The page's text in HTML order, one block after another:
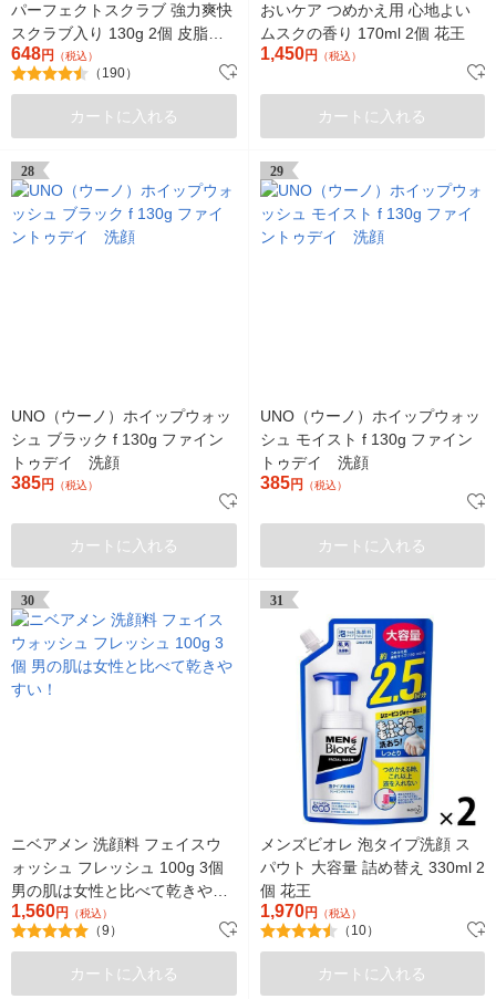
パーフェクトスクラブ 強力爽快
スクラブ入り 130g 2個 皮脂・
角質・ニキビ マンダム
648円 （税込）
（190）
カートに入れる
おいケア つめかえ用 心地よい
ムスクの香り 170ml 2個 花王
1,450円 （税込）
カートに入れる
28
UNO（ウーノ）ホイップウォッ
シュ ブラック f 130g ファイン
トゥデイ 洗顔
385円 （税込）
カートに入れる
29
UNO（ウーノ）ホイップウォッ
シュ モイスト f 130g ファイン
トゥデイ 洗顔
385円 （税込）
カートに入れる
30
ニベアメン 洗顔料 フェイスウ
ォッシュ フレッシュ 100g 3個
男の肌は女性と比べて乾きやす
い！
1,560円 （税込）
（9）
カートに入れる
31
メンズビオレ 泡タイプ洗顔 ス
パウト 大容量 詰め替え 330ml 2
個 花王
1,970円 （税込）
（10）
カートに入れる